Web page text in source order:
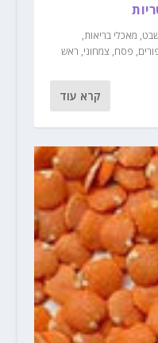
, מאכלי בריאות,
, פסח, צמחוני, ראש
קרא עוד